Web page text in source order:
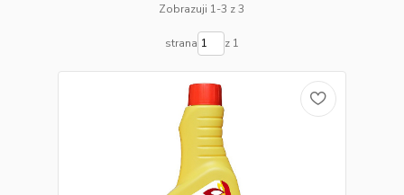
Zobrazuji 1-3 z 3
strana z 1